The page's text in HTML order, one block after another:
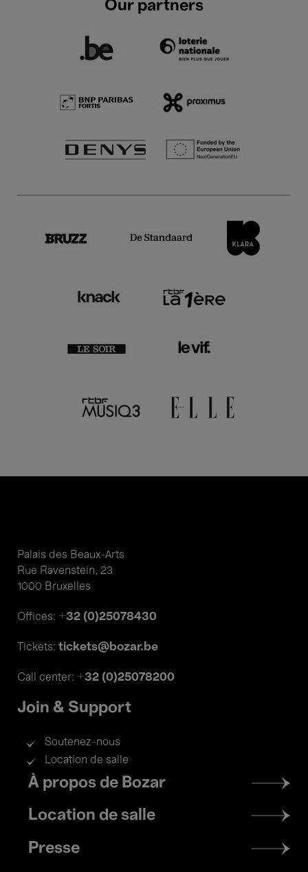
Our partners
Palais des Beaux-Arts
Rue Ravenstein, 23
1000 Bruxelles
Offices: +32 (0)25078430
Tickets: tickets@bozar.be
Call center: +32 (0)25078200
Join & Support
Soutenez-nous
Location de salle
Footer
menu
À propos de Bozar
Location de salle
Presse